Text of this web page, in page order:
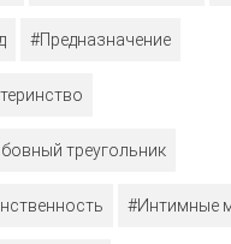
#Предназначение
треугольник
#Интимные